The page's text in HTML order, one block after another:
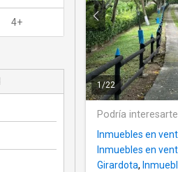
1/22
Podría
Inmuebles en
Inmuebles en
Girardota,
4+